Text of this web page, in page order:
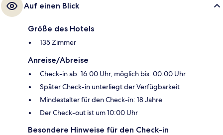
Auf einen Blick
Größe des Hotels
135 Zimmer
Anreise/Abreise
Check-in ab: 16:00 Uhr, möglich bis: 00:00 Uhr
Später Check-in unterliegt der Verfügbarkeit
Mindestalter für den Check-in: 18 Jahre
Der Check-out ist um 10:00 Uhr
Besondere Hinweise für den Check-in